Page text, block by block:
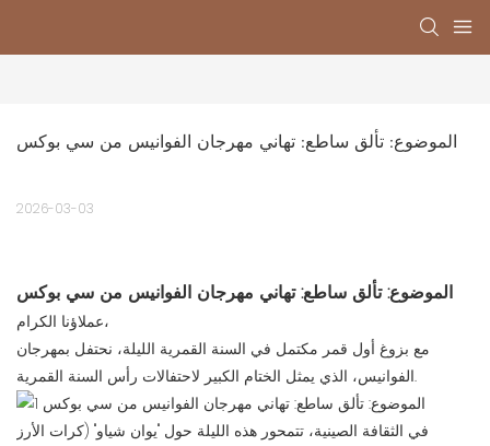
الموضوع: تألق ساطع: تهاني مهرجان الفوانيس من سي بوكس
2026-03-03
الموضوع: تألق ساطع: تهاني مهرجان الفوانيس من سي بوكس
عملاؤنا الكرام،
مع بزوغ أول قمر مكتمل في السنة القمرية الليلة، نحتفل بمهرجان
الفوانيس، الذي يمثل الختام الكبير لاحتفالات رأس السنة القمرية.
في الثقافة الصينية، تتمحور هذه الليلة حول "يوان شياو" (كرات الأرز